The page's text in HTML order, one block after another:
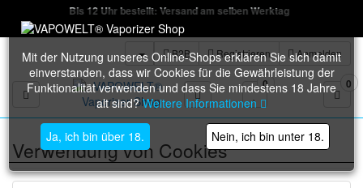
Bis 12 Uhr bestellt: Versand am selben Werktag
B2B Registrieren Anmelden
Toggle navigation
0 0
Mit der Nutzung unseres Online-Shops erklären Sie sich damit
einverstanden, dass wir Cookies für die Gewährleistung der
Funktionalität verwenden und dass Sie mindestens 18 Jahre
alt sind?Weitere Informationen
Ja, ich bin über 18. Nein, ich bin unter 18.
Verwendung von Cookies